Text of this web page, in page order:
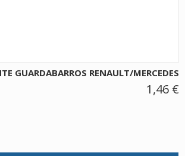
GUARDABARROS RENAULT/MERCEDES
1,46 €